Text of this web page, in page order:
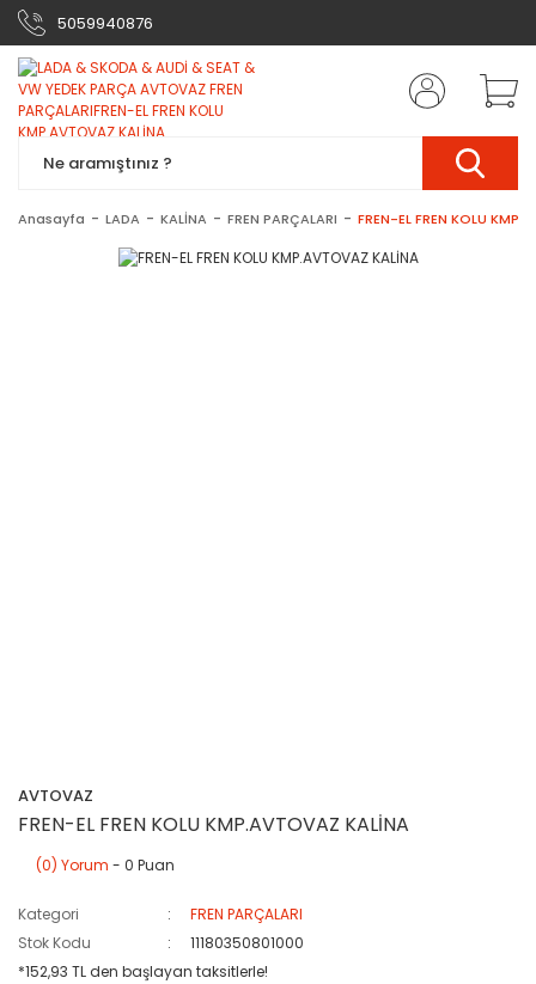
5059940876
Anasayfa LADA KALİNA FREN PARÇALARI FREN-EL FREN KOLU
AVTOVAZ
FREN-EL FREN KOLU KMP.AVTOVAZ KALİNA
(0) Yorum - 0 Puan
Kategori
FREN PARÇALARI
Stok Kodu
11180350801000
*152,93 TL den başlayan taksitlerle!